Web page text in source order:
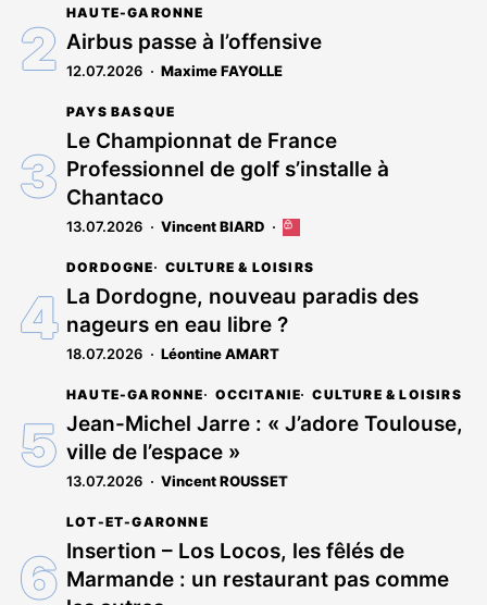
réservé
aux
HAUTE-GARONNE
Airbus passe à l’offensive
12.07.2026 Maxime FAYOLLE
PAYS BASQUE
Le Championnat de France
Professionnel de golf s’installe à
Chantaco
13.07.2026 Vincent BIARD
Cet
est
réservé
aux
abonnés
DORDOGNE CULTURE & LOISIRS
La Dordogne, nouveau paradis des
nageurs en eau libre ?
18.07.2026 Léontine AMART
HAUTE-GARONNE OCCITANIE CULTURE & LOISIRS
Jean-Michel Jarre : « J’adore Toulouse,
ville de l’espace »
13.07.2026 Vincent ROUSSET
LOT-ET-GARONNE
Insertion – Los Locos, les fêlés de
Marmande : un restaurant pas comme